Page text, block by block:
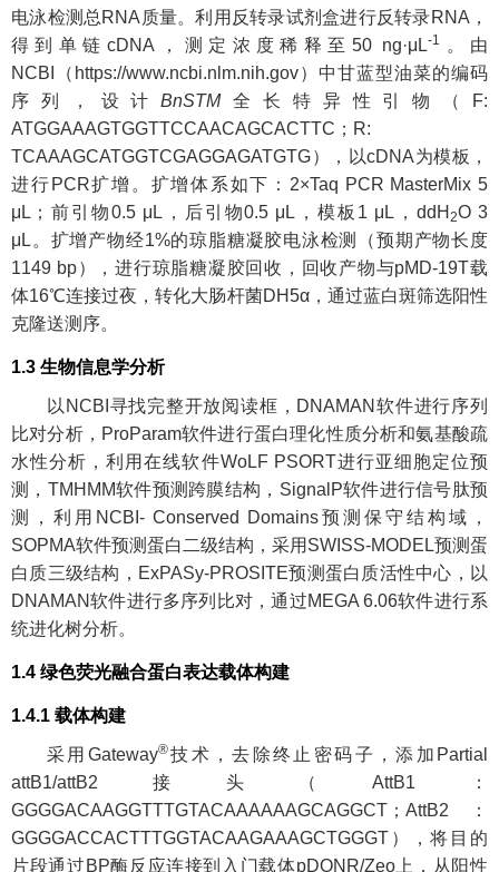
电泳检测总RNA质量。利用反转录试剂盒进行反转录RNA，
得到单链cDNA，测定浓度稀释至50 ng·μL-1
。由
NCBI（ https://www.ncbi.nlm.nih.gov）中甘蓝型油菜的编码
序列，设计BnSTM全长特异性引物（F:
ATGGAAAGTGGTTCCAACAGCACTTC；R:
TCAAAGCATGGTCGAGGAGATGTG），以cDNA为模板，
进行PCR扩增。扩增体系如下：2×Taq PCR MasterMix 5
μL；前引物0.5 μL，后引物0.5 μL，模板1 μL，ddH2O 3
μL。扩增产物经1%的琼脂糖凝胶电泳检测（预期产物长度
1149 bp），进行琼脂糖凝胶回收，回收产物与pMD-19T载
体16℃连接过夜，转化大肠杆菌DH5α，通过蓝白斑筛选阳性
克隆送测序。
1.3 生物信息学分析
以NCBI寻找完整开放阅读框，DNAMAN软件进行序列
比对分析，ProParam软件进行蛋白理化性质分析和氨基酸疏
水性分析，利用在线软件WoLF PSORT进行亚细胞定位预
测，TMHMM软件预测跨膜结构，SignalP软件进行信号肽预
测，利用NCBI- Conserved Domains预测保守结构域，
SOPMA软件预测蛋白二级结构，采用SWISS-MODEL预测蛋
白质三级结构，ExPASy-PROSITE预测蛋白质活性中心，以
DNAMAN软件进行多序列比对，通过MEGA 6.06软件进行系
统进化树分析。
1.4 绿色荧光融合蛋白表达载体构建
1.4.1 载体构建
采用Gateway®技术，去除终止密码子，添加Partial
attB1/attB2接头（AttB1：
GGGGACAAGGTTTGTACAAAAAAGCAGGCT；AttB2：
GGGGACCACTTTGGTACAAGAAAGCTGGGT），将目的
片段通过BP酶反应连接到入门载体pDONR/Zeo上，从阳性